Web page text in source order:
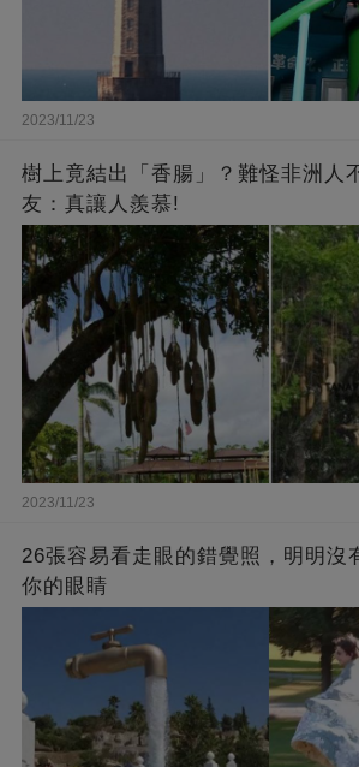
2023/11/23
樹上竟結出「香腸」？難怪非洲人
友：真讓人羨慕!
2023/11/23
26張容易看走眼的錯覺照，明明沒
你的眼睛